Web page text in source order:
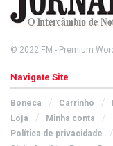
© 2022 FM - Premium
Navigate Site
Boneca Carrinho
Loja
Minha conta
Política de privacidade